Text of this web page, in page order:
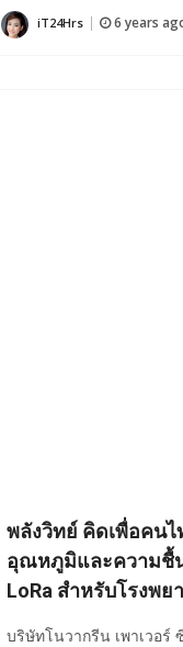
iT24Hrs 6 years
พลังวิทย์ คิดเพื่อคน
อุณหภูมิและความชื้
LoRa สำหรับโรงพย
บริษัทโนวากรีน เพาเวอ